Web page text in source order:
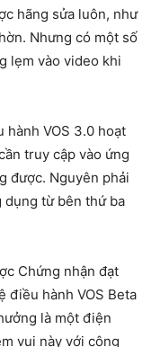
hãng sửa luôn, như
Nhưng có một số
lẹm vào video khi
hành VOS 3.0 hoạt
truy cập vào ứng
được. Nguyên phải
dụng từ bên thứ ba
Chứng nhận đạt
điều hành VOS Beta
là một điện
vui này với cộng